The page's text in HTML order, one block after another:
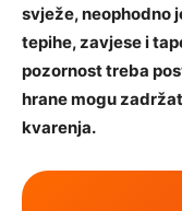
svježe, neophodno
tepihe, zavjese i
pozornost treba
hrane mogu
kvarenja.